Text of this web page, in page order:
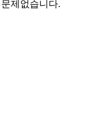
제없습니다.